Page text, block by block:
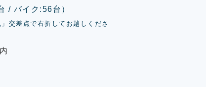
/ バイク:56台）
交差点で右折してお越しくださ